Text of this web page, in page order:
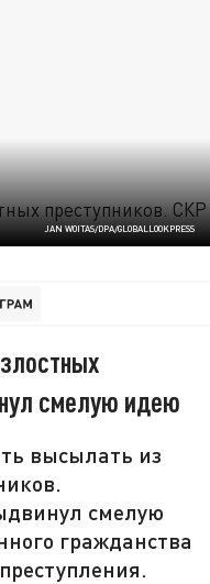
JAN WOITAS/DPA/GLOBALLOOKPRESS
смелую идею
высылать из
смелую
гражданства